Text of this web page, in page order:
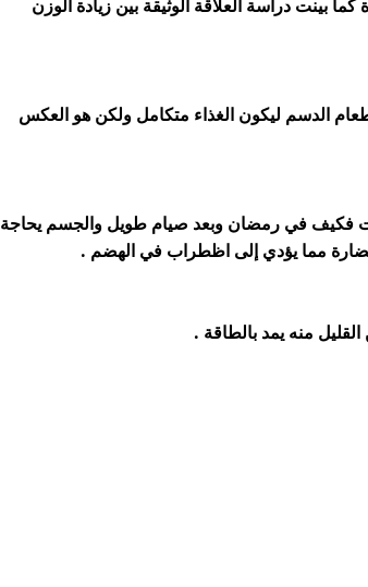
بينت دراسة العلاقة الوثيقة بين زيادة الوزن
الدسم ليكون الغذاء متكامل ولكن هو العكس
فكيف في رمضان وبعد صيام طويل والجسم يحاجة
مما يؤدي إلى اظطراب في الهضم .
منه يمد بالطاقة .